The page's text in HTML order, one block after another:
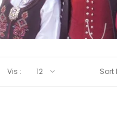
Vis : Sort